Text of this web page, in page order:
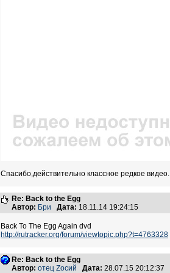
Спасибо,действительно классное редкое видео.
Re: Back to the Egg
Автор: Бри Дата: 18.11.14 19:24:15
Back To The Egg Again dvd
http://rutracker.org/forum/viewtopic.php?t=4763328
Re: Back to the Egg
Автор: отец Zосий Дата: 28.07.15 20:12:37